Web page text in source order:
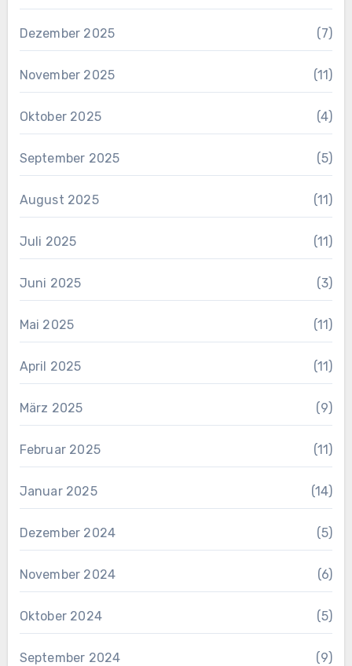
Dezember 2025 (7)
November 2025 (11)
Oktober 2025 (4)
September 2025 (5)
August 2025 (11)
Juli 2025 (11)
Juni 2025 (3)
Mai 2025 (11)
April 2025 (11)
März 2025 (9)
Februar 2025 (11)
Januar 2025 (14)
Dezember 2024 (5)
November 2024 (6)
Oktober 2024 (5)
September 2024 (9)